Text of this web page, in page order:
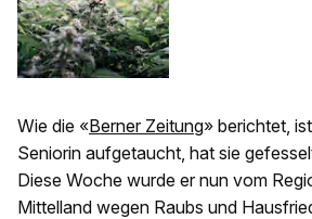
Wie die «Berner Zeitung» berichtet,
Seniorin aufgetaucht, hat sie
Diese Woche wurde er nun vom
Mittelland wegen Raubs und